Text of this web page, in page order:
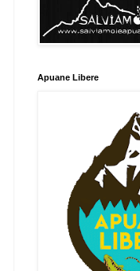
Apuane Libere